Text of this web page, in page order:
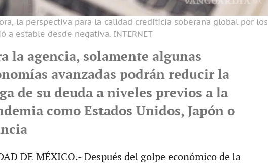
la perspectiva para la calidad crediticia soberana global por los
a estable desde negativa. INTERNET
la agencia, solamente algunas
avanzadas podrán reducir la
de su deuda a niveles previos a la
como Estados Unidos, Japón o
DE MÉXICO.- Después del golpe económico de la